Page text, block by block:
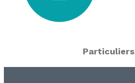
Particuliers